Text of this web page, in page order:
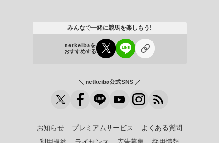
みんなで一緒に競馬を楽しもう!
netkeibaを
おすすめする
＼ netkeiba公式SNS ／
お知らせ プレミアムサービス
よくある質問
利用規約
ライセンス 広告募集 採用情報